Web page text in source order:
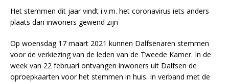
Het stemmen dit jaar vindt i.v.m. het coronavirus iets anders
plaats dan inwoners gewend zijn
Op woensdag 17 maart 2021 kunnen Dalfsenaren stemmen
voor de verkiezing van de leden van de Tweede Kamer. In de
week van 22 februari ontvangen inwoners uit Dalfsen de
oproepkaarten voor het stemmen in huis. In verband met de